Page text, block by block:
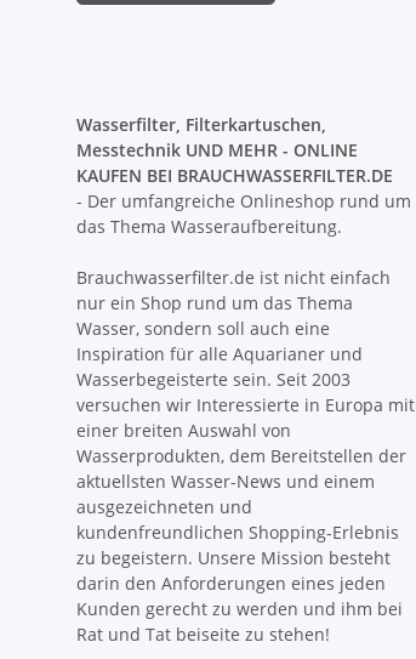
Wasserfilter, Filterkartuschen,
Messtechnik UND MEHR - ONLINE
KAUFEN BEI BRAUCHWASSERFILTER.DE
- Der umfangreiche Onlineshop rund um
das Thema Wasseraufbereitung.
Brauchwasserfilter.de ist nicht einfach
nur ein Shop rund um das Thema
Wasser, sondern soll auch eine
Inspiration für alle Aquarianer und
Wasserbegeisterte sein. Seit 2003
versuchen wir Interessierte in Europa mit
einer breiten Auswahl von
Wasserprodukten, dem Bereitstellen der
aktuellsten Wasser-News und einem
ausgezeichneten und
kundenfreundlichen Shopping-Erlebnis
zu begeistern. Unsere Mission besteht
darin den Anforderungen eines jeden
Kunden gerecht zu werden und ihm bei
Rat und Tat beiseite zu stehen!